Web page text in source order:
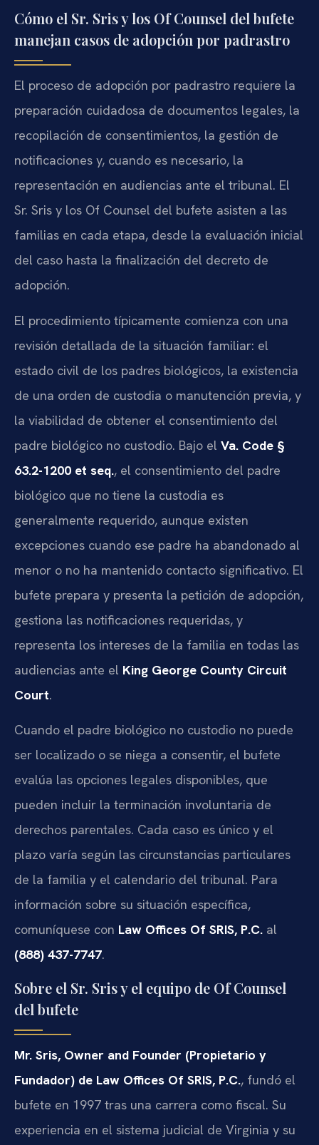
Cómo el Sr. Sris y los Of Counsel del bufete
manejan casos de adopción por padrastro
El proceso de adopción por padrastro requiere la
preparación cuidadosa de documentos legales, la
recopilación de consentimientos, la gestión de
notificaciones y, cuando es necesario, la
representación en audiencias ante el tribunal. El
Sr. Sris y los Of Counsel del bufete asisten a las
familias en cada etapa, desde la evaluación inicial
del caso hasta la finalización del decreto de
adopción.
El procedimiento típicamente comienza con una
revisión detallada de la situación familiar: el
estado civil de los padres biológicos, la existencia
de una orden de custodia o manutención previa, y
la viabilidad de obtener el consentimiento del
padre biológico no custodio. Bajo el Va. Code §
63.2-1200 et seq., el consentimiento del padre
biológico que no tiene la custodia es
generalmente requerido, aunque existen
excepciones cuando ese padre ha abandonado al
menor o no ha mantenido contacto significativo. El
bufete prepara y presenta la petición de adopción,
gestiona las notificaciones requeridas, y
representa los intereses de la familia en todas las
audiencias ante el King George County Circuit
Court.
Cuando el padre biológico no custodio no puede
ser localizado o se niega a consentir, el bufete
evalúa las opciones legales disponibles, que
pueden incluir la terminación involuntaria de
derechos parentales. Cada caso es único y el
plazo varía según las circunstancias particulares
de la familia y el calendario del tribunal. Para
información sobre su situación específica,
comuníquese con Law Offices Of SRIS, P.C. al
(888) 437-7747.
Sobre el Sr. Sris y el equipo de Of Counsel
del bufete
Mr. Sris, Owner and Founder (Propietario y
Fundador) de Law Offices Of SRIS, P.C., fundó el
bufete en 1997 tras una carrera como fiscal. Su
experiencia en el sistema judicial de Virginia y su